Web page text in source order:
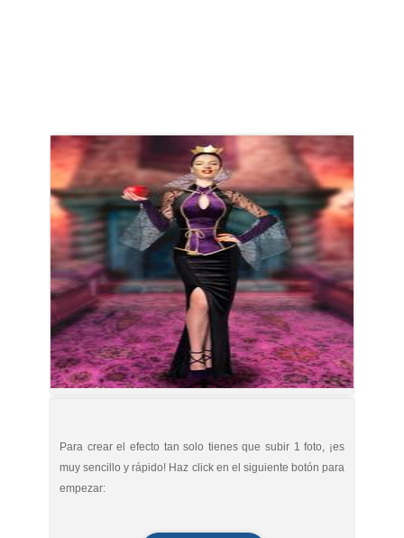
Para crear el efecto tan solo tienes que subir 1 foto, ¡es
muy sencillo y rápido! Haz click en el siguiente botón para
empezar: